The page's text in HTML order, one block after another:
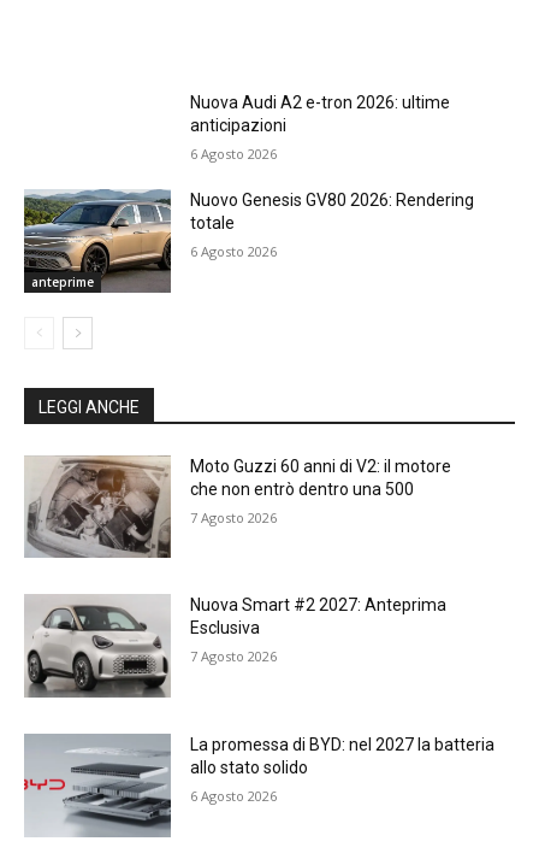
Nuova Audi A2 e-tron 2026: ultime
anticipazioni
6 Agosto 2026
anteprime
Nuovo Genesis GV80 2026: Rendering
totale
6 Agosto 2026
LEGGI ANCHE
Moto Guzzi 60 anni di V2: il motore
che non entrò dentro una 500
7 Agosto 2026
Nuova Smart #2 2027: Anteprima
Esclusiva
7 Agosto 2026
La promessa di BYD: nel 2027 la batteria
allo stato solido
6 Agosto 2026